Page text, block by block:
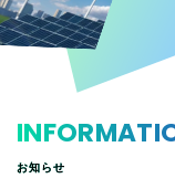
お知らせ